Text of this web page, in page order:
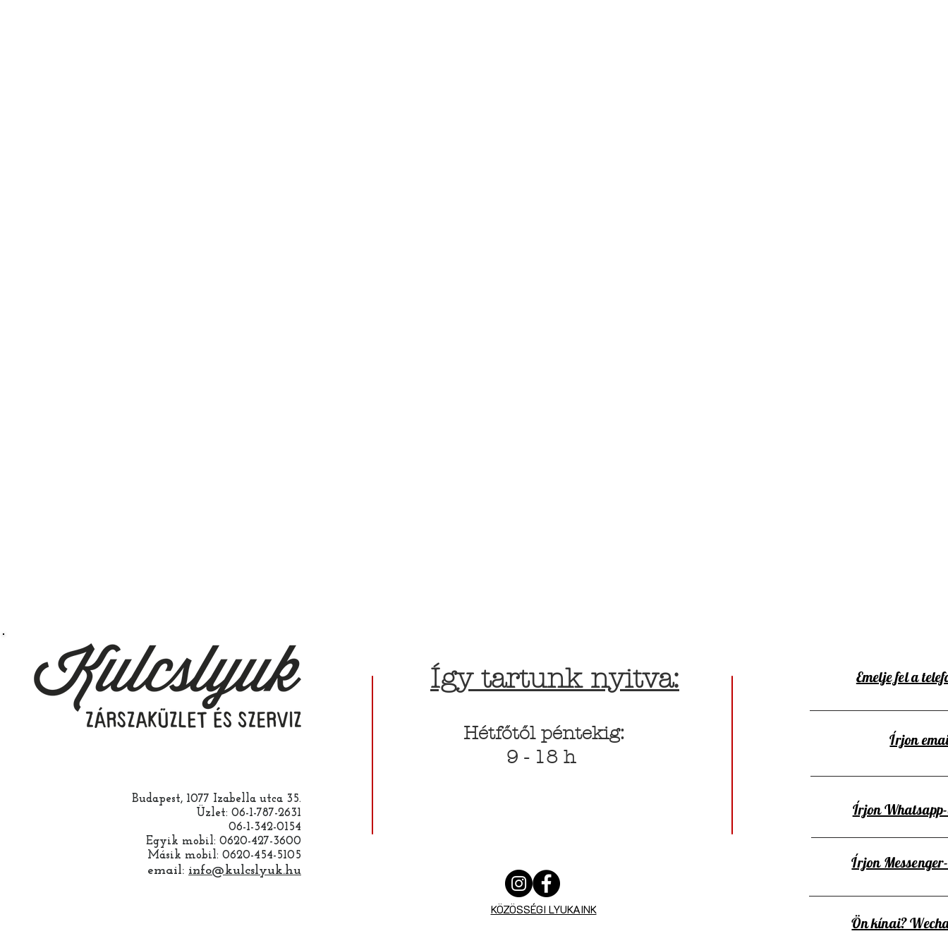
Budapest, 1077 Izabella utca 35.
Üzlet: 06-1-787-2631
06-1-342-0154
Egyik mobil: 0620-427-3600
Másik mobil: 0620-454-5105
email: info@kulcslyuk.hu
Így tartunk nyitva:
Hétfőtől péntekig:
9 - 18 h
KÖZÖSSÉGI LYUKAINK
Emelje fel a
Írjon
Írjon
Írjon
Ön kínai?